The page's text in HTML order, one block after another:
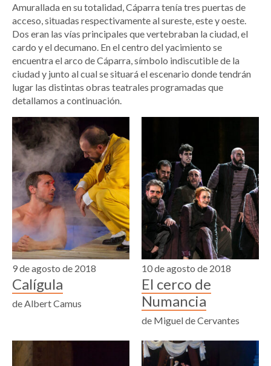
Amurallada en su totalidad, Cáparra tenía tres puertas de
acceso, situadas respectivamente al sureste, este y oeste.
Dos eran las vías principales que vertebraban la ciudad, el
cardo y el decumano. En el centro del yacimiento se
encuentra el arco de Cáparra, símbolo indiscutible de la
ciudad y junto al cual se situará el escenario donde tendrán
lugar las distintas obras teatrales programadas que
detallamos a continuación.
9 de agosto de 2018
Calígula
de Albert Camus
10 de agosto de 2018
El cerco de
Numancia
de Miguel de Cervantes